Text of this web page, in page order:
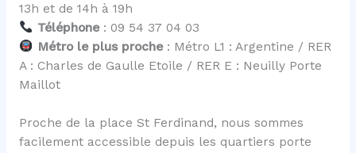
13h et de 14h à 19h
Téléphone: 09 54 37 04 03
Métro le plus proche: Métro L1 : Argentine / RER
A : Charles de Gaulle Etoile / RER E : Neuilly Porte
Maillot
Proche de la place St Ferdinand, nous sommes
facilement accessible depuis les quartiers porte